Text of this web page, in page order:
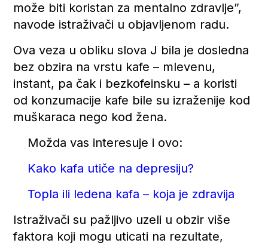
može biti koristan za mentalno zdravlje”,
navode istraživači u objavljenom radu.
Ova veza u obliku slova J bila je dosledna
bez obzira na vrstu kafe – mlevenu,
instant, pa čak i bezkofeinsku – a koristi
od konzumacije kafe bile su izraženije kod
muškaraca nego kod žena.
Možda vas interesuje i ovo:
Kako kafa utiče na depresiju?
Topla ili ledena kafa – koja je zdravija
Istraživači su pažljivo uzeli u obzir više
faktora koji mogu uticati na rezultate,